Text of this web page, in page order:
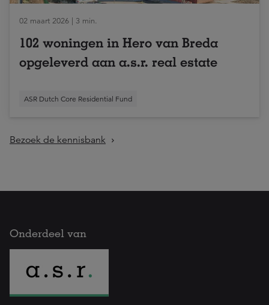
02 maart 2026 | 3 min.
102 woningen in Hero van Breda
opgeleverd aan a.s.r. real estate
ASR Dutch Core Residential Fund
Bezoek de kennisbank
Onderdeel van